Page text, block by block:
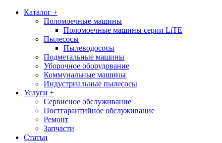
Каталог +
Поломоечные машины
Поломоечные машины серии LiTE
Пылесосы
Пылеводососы
Подметальные машины
Уборочное оборудование
Коммунальные машины
Индустриальные пылесосы
Услуги +
Сервисное обслуживание
Постгарантийное обслуживание
Ремонт
Запчасти
Статьи